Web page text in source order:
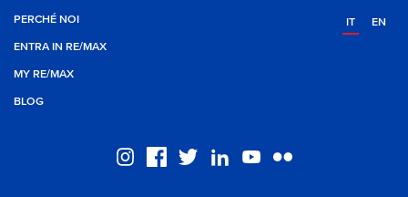
PERCHÉ NOI
ENTRA IN RE/MAX
MY RE/MAX
BLOG
IT EN